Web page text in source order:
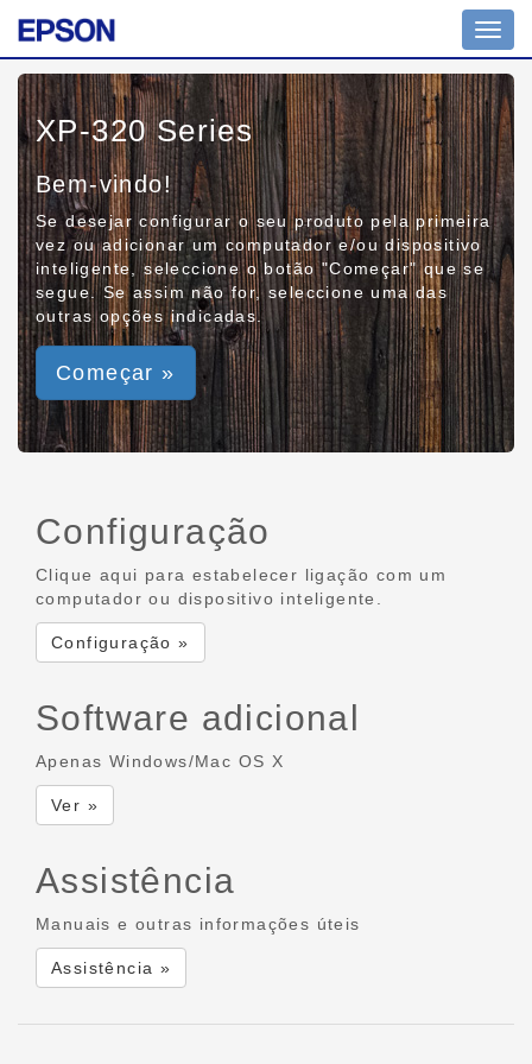
XP-320 Series
Bem-vindo!
Se desejar configurar o seu produto pela primeira
vez ou adicionar um computador e/ou dispositivo
inteligente, seleccione o botão "Começar" que se
segue. Se assim não for, seleccione uma das
outras opções indicadas.
Começar »
Configuração
Clique aqui para estabelecer ligação com um
computador ou dispositivo inteligente.
Configuração »
Software adicional
Apenas Windows/Mac OS X
Ver »
Assistência
Manuais e outras informações úteis
Assistência »